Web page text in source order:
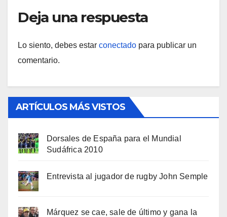
Deja una respuesta
Lo siento, debes estar conectado para publicar un
comentario.
ARTÍCULOS MÁS VISTOS
Dorsales de España para el Mundial
Sudáfrica 2010
Entrevista al jugador de rugby John Semple
Márquez se cae, sale de último y gana la